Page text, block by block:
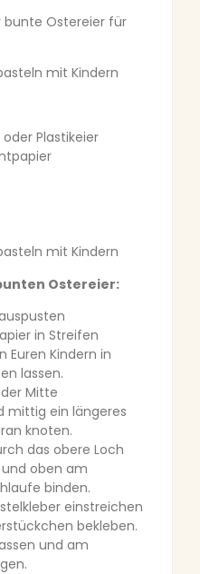
bunte Ostereier für
Plastikeier
Ostereier:
in Streifen
Euren Kindern in
lassen.
Mitte
mittig ein längeres
knoten.
das obere Loch
und oben am
binden.
einstreichen
bekleben.
und am